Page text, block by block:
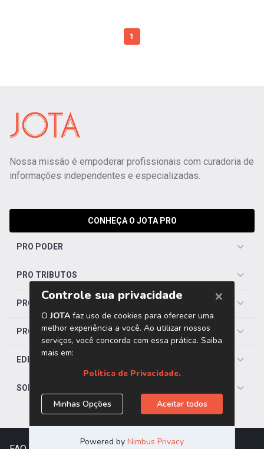
1
Nossa missão é empoderar profissionais com curadoria de
informações independentes e especializadas.
CONHEÇA O JOTA PRO
PRO PODER
PRO TRIBUTOS
PRO TRABALHISTA
PRO SAÚDE
EDITORIAS
SOBRE O JOTA